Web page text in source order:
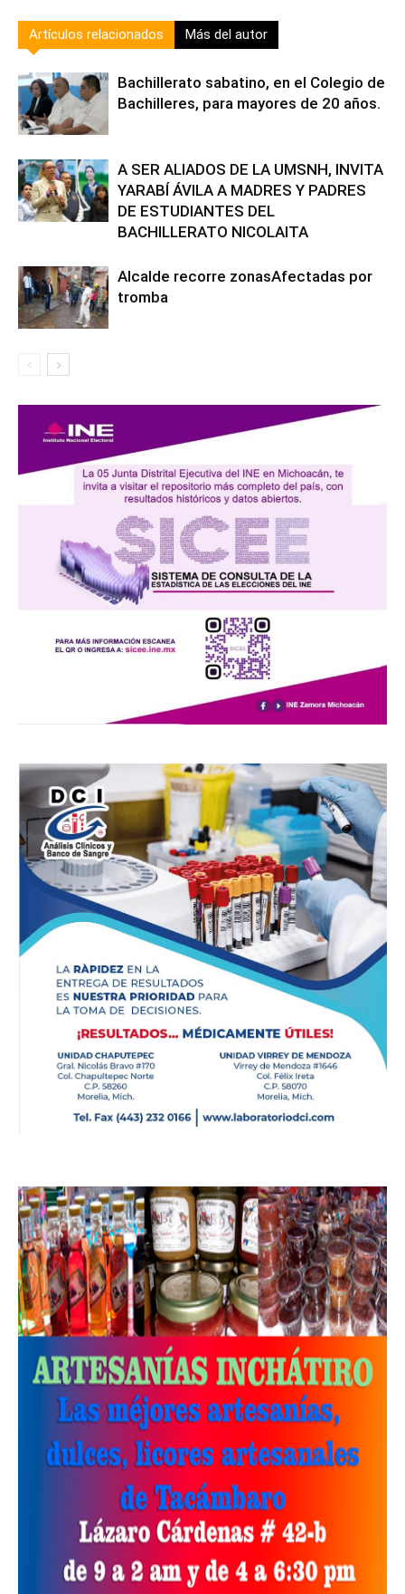
Artículos relacionados Más del autor
Bachillerato sabatino, en el Colegio de
Bachilleres, para mayores de 20 años.
A SER ALIADOS DE LA UMSNH, INVITA
YARABÍ ÁVILA A MADRES Y PADRES
DE ESTUDIANTES DEL
BACHILLERATO NICOLAITA
Alcalde recorre zonasAfectadas por
tromba